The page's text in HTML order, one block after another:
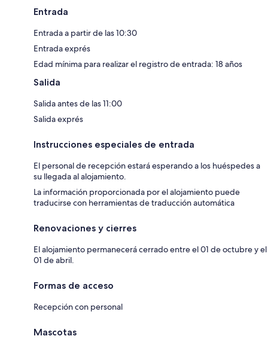
Entrada
Entrada a partir de las 10:30
Entrada exprés
Edad mínima para realizar el registro de entrada: 18 años
Salida
Salida antes de las 11:00
Salida exprés
Instrucciones especiales de entrada
El personal de recepción estará esperando a los huéspedes a
su llegada al alojamiento.
La información proporcionada por el alojamiento puede
traducirse con herramientas de traducción automática
Renovaciones y cierres
El alojamiento permanecerá cerrado entre el 01 de octubre y el
01 de abril.
Formas de acceso
Recepción con personal
Mascotas